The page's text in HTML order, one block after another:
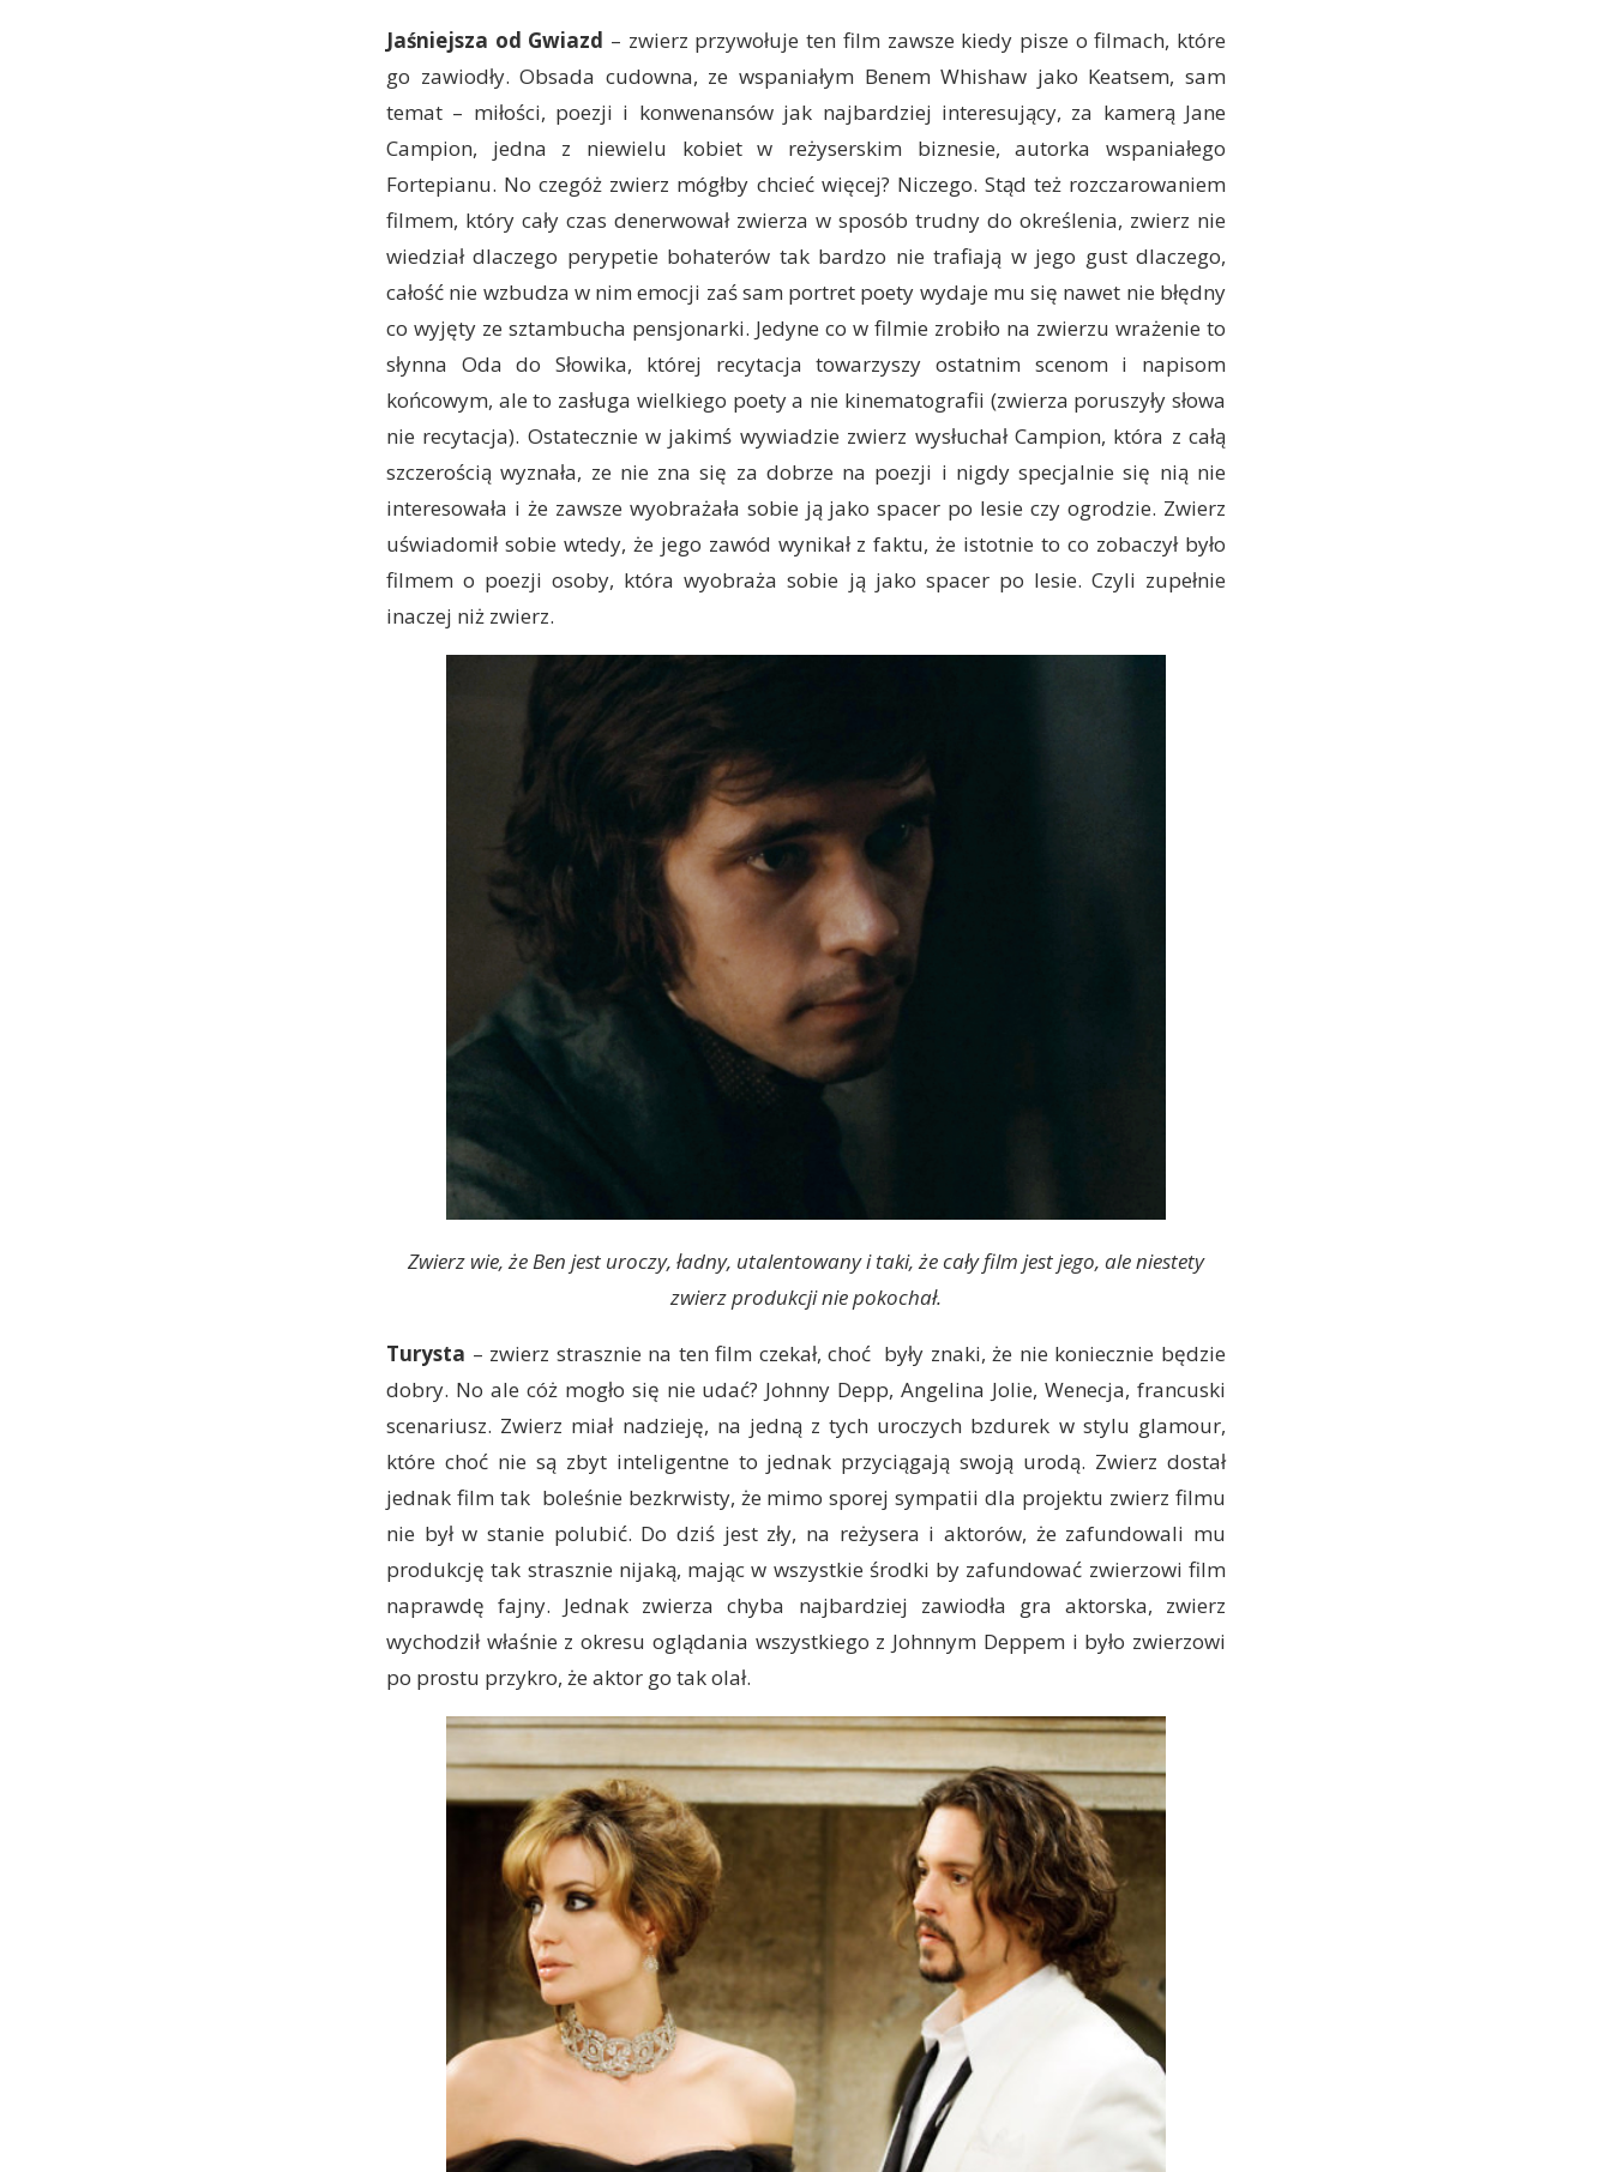
Jaśniejsza od Gwiazd – zwierz przywołuje ten film zawsze kiedy pisze o filmach, które
go zawiodły. Obsada cudowna, ze wspaniałym Benem Whishaw jako Keatsem, sam
temat – miłości, poezji i konwenansów jak najbardziej interesujący, za kamerą Jane
Campion, jedna z niewielu kobiet w reżyserskim biznesie, autorka wspaniałego
Fortepianu. No czegóż zwierz mógłby chcieć więcej? Niczego. Stąd też rozczarowaniem
filmem, który cały czas denerwował zwierza w sposób trudny do określenia, zwierz nie
wiedział dlaczego perypetie bohaterów tak bardzo nie trafiają w jego gust dlaczego,
całość nie wzbudza w nim emocji zaś sam portret poety wydaje mu się nawet nie błędny
co wyjęty ze sztambucha pensjonarki. Jedyne co w filmie zrobiło na zwierzu wrażenie to
słynna Oda do Słowika, której recytacja towarzyszy ostatnim scenom i napisom
końcowym, ale to zasługa wielkiego poety a nie kinematografii (zwierza poruszyły słowa
nie recytacja). Ostatecznie w jakimś wywiadzie zwierz wysłuchał Campion, która z całą
szczerością wyznała, ze nie zna się za dobrze na poezji i nigdy specjalnie się nią nie
interesowała i że zawsze wyobrażała sobie ją jako spacer po lesie czy ogrodzie. Zwierz
uświadomił sobie wtedy, że jego zawód wynikał z faktu, że istotnie to co zobaczył było
filmem o poezji osoby, która wyobraża sobie ją jako spacer po lesie. Czyli zupełnie
inaczej niż zwierz.
Zwierz wie, że Ben jest uroczy, ładny, utalentowany i taki, że cały film jest jego, ale niestety
zwierz produkcji nie pokochał.
Turysta – zwierz strasznie na ten film czekał, choć były znaki, że nie koniecznie będzie
dobry. No ale cóż mogło się nie udać? Johnny Depp, Angelina Jolie, Wenecja, francuski
scenariusz. Zwierz miał nadzieję, na jedną z tych uroczych bzdurek w stylu glamour,
które choć nie są zbyt inteligentne to jednak przyciągają swoją urodą. Zwierz dostał
jednak film tak boleśnie bezkrwisty, że mimo sporej sympatii dla projektu zwierz filmu
nie był w stanie polubić. Do dziś jest zły, na reżysera i aktorów, że zafundowali mu
produkcję tak strasznie nijaką, mając w wszystkie środki by zafundować zwierzowi film
naprawdę fajny. Jednak zwierza chyba najbardziej zawiodła gra aktorska, zwierz
wychodził właśnie z okresu oglądania wszystkiego z Johnnym Deppem i było zwierzowi
po prostu przykro, że aktor go tak olał.